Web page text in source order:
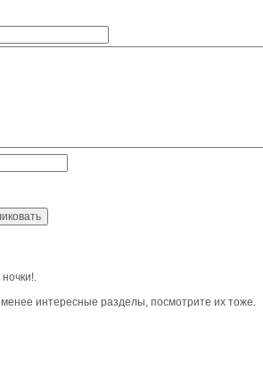
менее интересные разделы, посмотрите их тоже.